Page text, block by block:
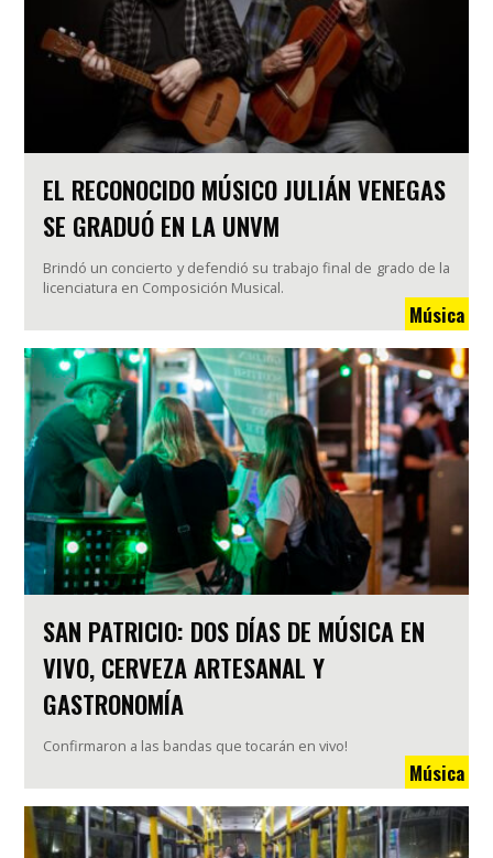
EL RECONOCIDO MÚSICO JULIÁN VENEGAS
SE GRADUÓ EN LA UNVM
Brindó un concierto y defendió su trabajo final de grado de la
licenciatura en Composición Musical.
Música
SAN PATRICIO: DOS DÍAS DE MÚSICA EN
VIVO, CERVEZA ARTESANAL Y
GASTRONOMÍA
Confirmaron a las bandas que tocarán en vivo!
Música